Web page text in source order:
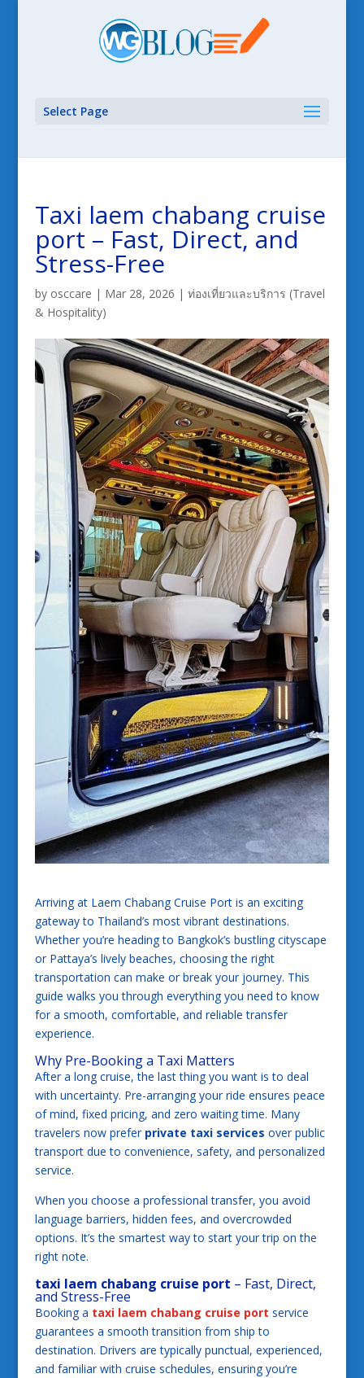
Select Page
Taxi laem chabang cruise
port – Fast, Direct, and
Stress-Free
by osccare | Mar 28, 2026 | ท่องเที่ยวและบริการ (Travel
& Hospitality)
Arriving at Laem Chabang Cruise Port is an exciting
gateway to Thailand’s most vibrant destinations.
Whether you’re heading to Bangkok’s bustling cityscape
or Pattaya’s lively beaches, choosing the right
transportation can make or break your journey. This
guide walks you through everything you need to know
for a smooth, comfortable, and reliable transfer
experience.
Why Pre-Booking a Taxi Matters
After a long cruise, the last thing you want is to deal
with uncertainty. Pre-arranging your ride ensures peace
of mind, fixed pricing, and zero waiting time. Many
travelers now prefer private taxi services over public
transport due to convenience, safety, and personalized
service.
When you choose a professional transfer, you avoid
language barriers, hidden fees, and overcrowded
options. It’s the smartest way to start your trip on the
right note.
taxi laem chabang cruise port – Fast, Direct,
and Stress-Free
Booking a taxi laem chabang cruise port service
guarantees a smooth transition from ship to
destination. Drivers are typically punctual, experienced,
and familiar with cruise schedules, ensuring you’re